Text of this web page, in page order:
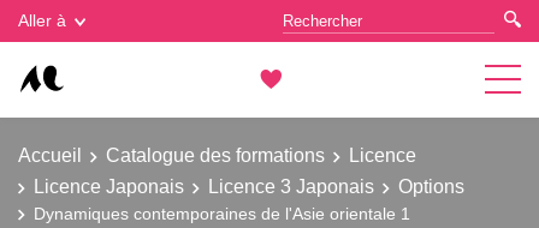
Aller à
Accueil Catalogue des formations
Licence
Licence Japonais
Licence 3 Japonais Options
Dynamiques contemporaines de l'Asie orientale 1
Gestion des cookies